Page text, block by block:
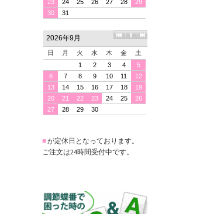
■が定休日となっております。
ご注文は24時間受付中です。